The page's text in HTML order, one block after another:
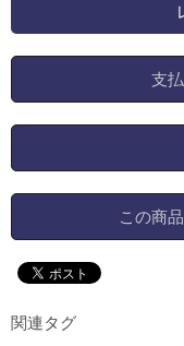
支
この商
関連タグ